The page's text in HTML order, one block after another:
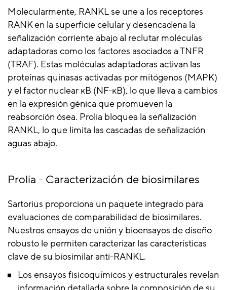
Molecularmente, RANKL se une a los receptores
RANK en la superficie celular y desencadena la
señalización corriente abajo al reclutar moléculas
adaptadoras como los factores asociados a TNFR
(TRAF). Estas moléculas adaptadoras activan las
proteínas quinasas activadas por mitógenos (MAPK)
y el factor nuclear κB (NF-κB), lo que lleva a cambios
en la expresión génica que promueven la
reabsorción ósea. Prolia bloquea la señalización
RANKL, lo que limita las cascadas de señalización
aguas abajo.
Prolia - Caracterización de biosimilares
Sartorius proporciona un paquete integrado para
evaluaciones de comparabilidad de biosimilares.
Nuestros ensayos de unión y bioensayos de diseño
robusto le permiten caracterizar las características
clave de su biosimilar anti-RANKL.
Los ensayos fisicoquímicos y estructurales revelan